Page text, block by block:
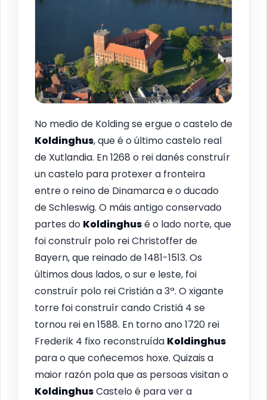
No medio de Kolding se ergue o castelo de
Koldinghus, que é o último castelo real
de Xutlandia. En 1268 o rei danés construír
un castelo para protexer a fronteira
entre o reino de Dinamarca e o ducado
de Schleswig. O máis antigo conservado
partes do Koldinghusé o lado norte, que
foi construír polo rei Christoffer de
Bayern, que reinado de 1481-1513. Os
últimos dous lados, o sur e leste, foi
construír polo rei Cristián a 3ª. O xigante
torre foi construír cando Cristiá 4 se
tornou rei en 1588. En torno ano 1720 rei
Frederik 4 fixo reconstruída Koldinghus
para o que coñecemos hoxe. Quizais a
maior razón pola que as persoas visitan o
KoldinghusCastelo é para ver a